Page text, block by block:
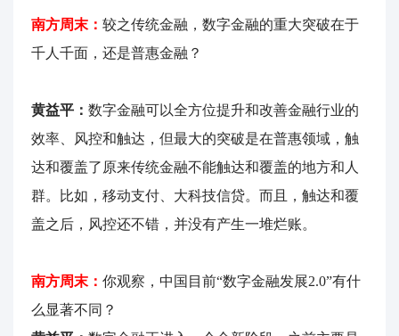
南方周末： 较之传统金融，数字金融的重大突破在于
千人千面，还是普惠金融？
黄益平： 数字金融可以全方位提升和改善金融行业的
效率、风控和触达，但最大的突破是在普惠领域，触
达和覆盖了原来传统金融不能触达和覆盖的地方和人
群。比如，移动支付、大科技信贷。而且，触达和覆
盖之后，风控还不错，并没有产生一堆烂账。
南方周末： 你观察，中国目前“数字金融发展2.0”有什
么显著不同？